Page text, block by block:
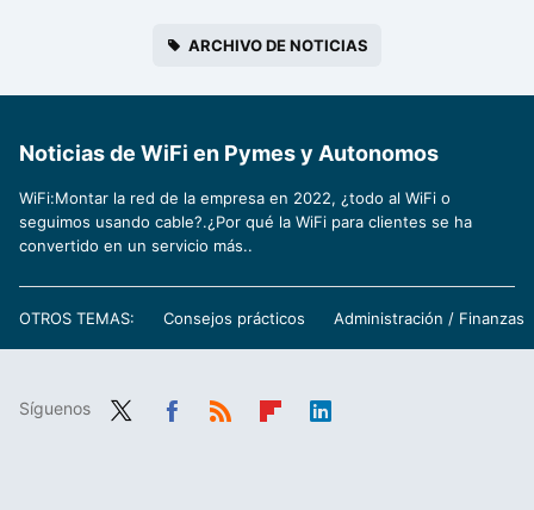
ARCHIVO DE NOTICIAS
Noticias de WiFi en Pymes y Autonomos
WiFi:Montar la red de la empresa en 2022, ¿todo al WiFi o
seguimos usando cable?.¿Por qué la WiFi para clientes se ha
convertido en un servicio más..
OTROS TEMAS: Consejos prácticos Administración / Finanzas
Síguenos